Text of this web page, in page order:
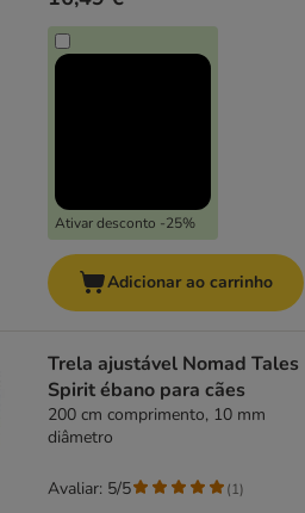
Ativar desconto -25%
Adicionar ao carrinho
Trela ajustável Nomad Tales
Spirit ébano para cães
200 cm comprimento, 10 mm
diâmetro
Avaliar: 5/5 (1)